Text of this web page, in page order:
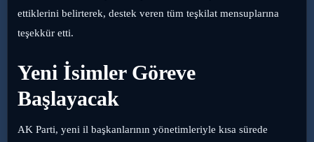
ettiklerini belirterek, destek veren tüm teşkilat mensuplarına
teşekkür etti.
Yeni İsimler Göreve
Başlayacak
AK Parti, yeni il başkanlarının yönetimleriyle kısa sürede